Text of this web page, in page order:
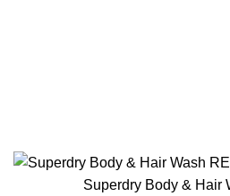
Superdry Body & Hair